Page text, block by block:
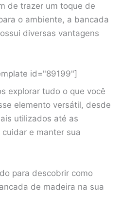
de trazer um toque de
o ambiente, a bancada
diversas vantagens
id="89199"]
explorar tudo o que você
elemento versátil, desde
utilizados até as
e manter sua
para descobrir como
de madeira na sua